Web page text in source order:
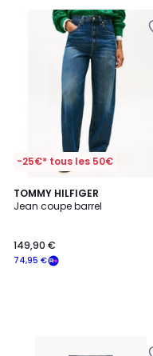
-25€* tous les 50€
TOMMY HILFIGER
Jean coupe barrel
74,95 €
149,90 €